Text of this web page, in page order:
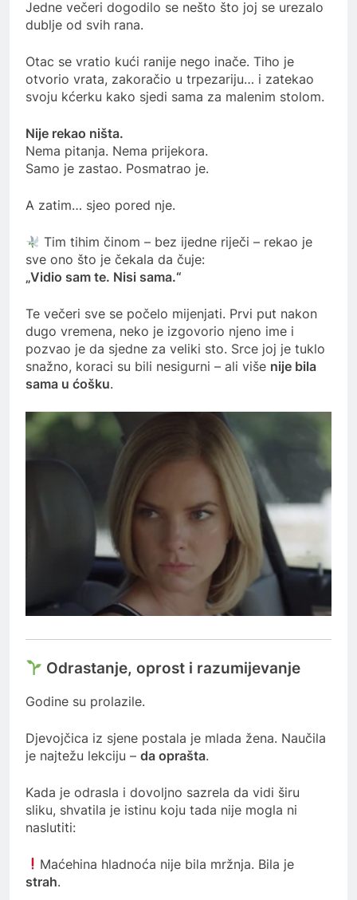
Jedne večeri dogodilo se nešto što joj se urezalo
dublje od svih rana.
Otac se vratio kući ranije nego inače. Tiho je
otvorio vrata, zakoračio u trpezariju… i zatekao
svoju kćerku kako sjedi sama za malenim stolom.
Nije rekao ništa.
Nema pitanja. Nema prijekora.
Samo je zastao. Posmatrao je.
A zatim… sjeo pored nje.
Tim tihim činom – bez ijedne riječi – rekao je
sve ono što je čekala da čuje:
„Vidio sam te. Nisi sama.“
Te večeri sve se počelo mijenjati. Prvi put nakon
dugo vremena, neko je izgovorio njeno ime i
pozvao je da sjedne za veliki sto. Srce joj je tuklo
snažno, koraci su bili nesigurni – ali više nije bila
sama u ćošku.
Odrastanje, oprost i razumijevanje
Godine su prolazile.
Djevojčica iz sjene postala je mlada žena. Naučila
je najtežu lekciju – da oprašta.
Kada je odrasla i dovoljno sazrela da vidi širu
sliku, shvatila je istinu koju tada nije mogla ni
naslutiti:
Maćehina hladnoća nije bila mržnja. Bila je
strah.